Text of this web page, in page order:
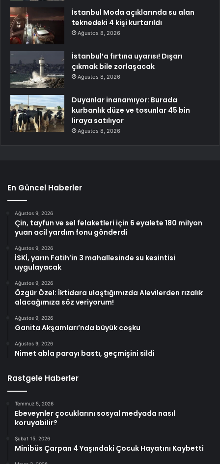
İstanbul Moda açıklarında su alan
teknedeki 4 kişi kurtarıldı
Ağustos 8, 2026
İstanbul’a fırtına uyarısı! Dışarı
çıkmak bile zorlaşacak
Ağustos 8, 2026
Duyanlar inanamıyor: Burada
kurbanlık düze ve tosunlar 45 bin
liraya satılıyor
Ağustos 8, 2026
En Güncel Haberler
Ağustos 9, 2026
Çin, tayfun ve sel felaketleri için 6 eyalete 180 milyon
yuan acil yardım fonu gönderdi
Ağustos 9, 2026
İSKİ, yarın Fatih’in 3 mahallesinde su kesintisi
uygulayacak
Ağustos 9, 2026
Özgür Özel: İktidara ulaştığımızda Alevilerden rızalık
alacağımıza söz veriyorum!
Ağustos 9, 2026
Ganita Akşamları’nda büyük coşku
Ağustos 9, 2026
Nimet abla parayı bastı, geçmişini sildi
Rastgele Haberler
Temmuz 5, 2026
Ebeveynler çocuklarını sosyal medyada nasıl
koruyabilir?
Şubat 15, 2026
Minibüs Çarpan 4 Yaşındaki Çocuk Hayatını Kaybetti